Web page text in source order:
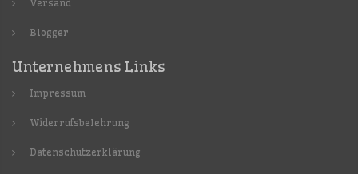
Versand
Blogger
Unternehmens Links
Impressum
Widerrufsbelehrung
Datenschutzerklärung